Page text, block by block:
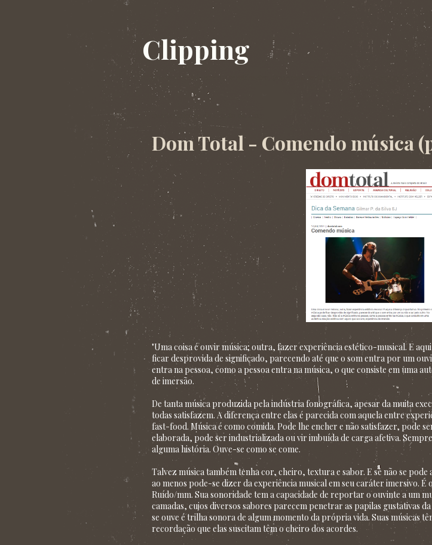
Clipping
Clipping da banda ruído por milímetro. Imprensa: matérias, resenhas e entrevistas.
quarta-feira, 14 de agosto de 2013
Dom Total - Comendo música
"Uma coisa é ouvir música; outra, fazer experiência estético-musical. E
ficar desprovida de significado, parecendo até que o som entra por um
entra na pessoa, como a pessoa entra na música, o que consiste em uma
de imersão.
De tanta música produzida pela indústria fonográfica, apesar da muita
todas satisfazem. A diferença entre elas é parecida com aquela entre
fast-food. Música é como comida. Pode lhe encher e não satisfazer, pode
elaborada, pode ser industrializada ou vir imbuída de carga afetiva.
alguma história. Ouve-se como se come.
Talvez música também tenha cor, cheiro, textura e sabor. E se não se
ao menos pode-se dizer da experiência musical em seu caráter imersivo.
Ruído/mm. Sua sonoridade tem a capacidade de reportar o ouvinte a um
camadas, cujos diversos sabores parecem penetrar as papilas gustativas
se ouve é trilha sonora de algum momento da própria vida. Suas músicas
recordação que elas suscitam têm o cheiro dos acordes.